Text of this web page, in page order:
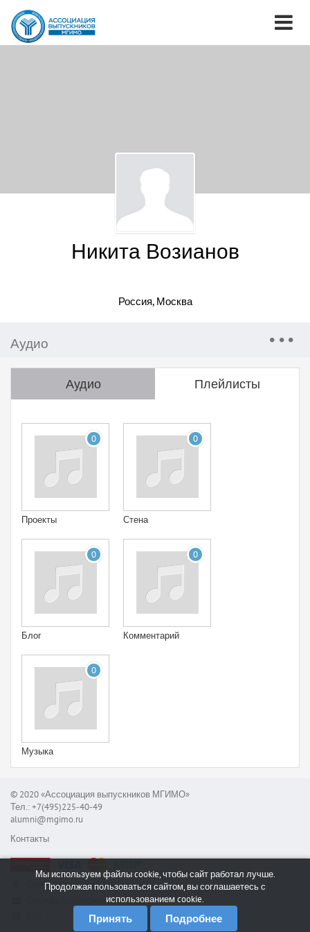
Никита Возианов
Россия, Москва
Аудио
Аудио Плейлисты
0
Проекты
0
Стена
0
Блог
0
Комментарий
0
Музыка
© 2020 «Ассоциация выпускников МГИМО»
Тел.: +7(495)225-40-49
alumni@mgimo.ru
Контакты
Сообщить об ошибке
Мы используем файлы cookie, чтобы сайт работал лучше.
Продолжая пользоваться сайтом, вы соглашаетесь с
использованием cookie.
Принять Подробнее